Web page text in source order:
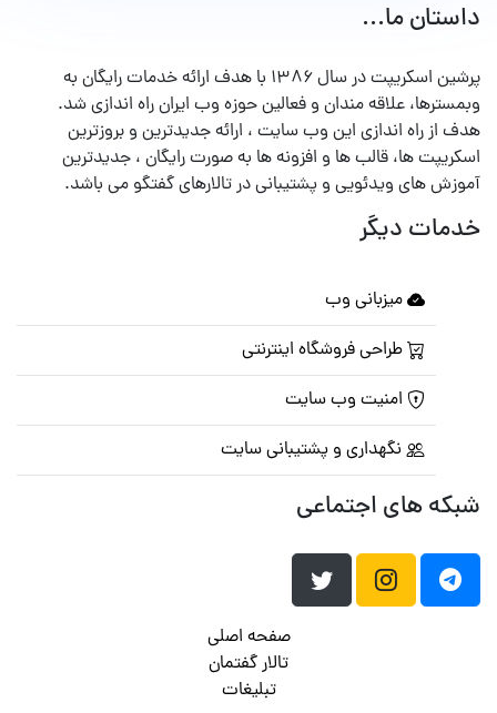
داستان ما...
پرشین اسکریپت در سال ۱۳۸۶ با هدف ارائه خدمات رایگان به
وبمسترها، علاقه مندان و فعالین حوزه وب ایران راه اندازی شد.
هدف از راه اندازی این وب سایت ، ارائه جدیدترین و بروزترین
اسکریپت ها، قالب ها و افزونه ها به صورت رایگان ، جدیدترین
آموزش های ویدئویی و پشتیبانی در تالارهای گفتگو می باشد.
خدمات دیگر
میزبانی وب
طراحی فروشگاه اینترنتی
امنیت وب سایت
نگهداری و پشتیبانی سایت
شبکه های اجتماعی
صفحه اصلی
تالار گفتمان
تبلیغات